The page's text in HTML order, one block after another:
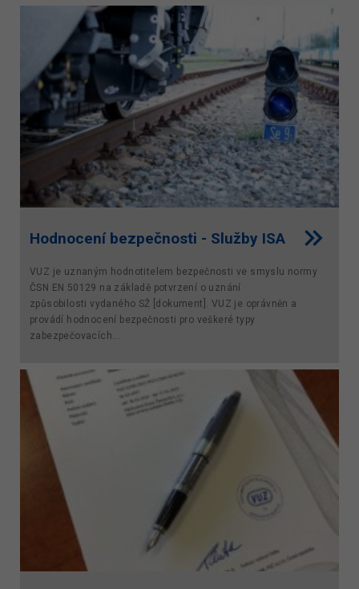
Hodnocení bezpečnosti - Služby ISA
VUZ je uznaným hodnotitelem bezpečnosti ve smyslu normy
ČSN EN 50129 na základě potvrzení o uznání
způsobilosti vydaného SŽ [dokument]. VUZ je oprávněn a
provádí hodnocení bezpečnosti pro veškeré typy
zabezpečovacích...